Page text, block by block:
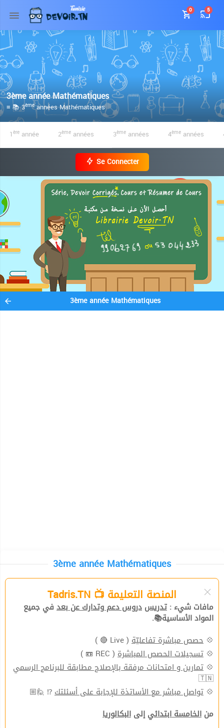
0 5
3ème année Mathématiques
≡ 📚 3èmeannées Mathématiques
1ère année 2ème années 3ème années 4ème années
Se Connecter
3ème année Mathématiques
3ème année Mathématiques
المنصة التعليمة 📺 Tadris.TN
مافات شيء : تدريس دروس دعم وتدارك عن بعد في جميع
المواد الأساسية📚.
💠 حصص مباشرة تفاعليّة ( Live 🔴 )
💠 تسجيلات الحصص المباشرة ( REC 📼 )
💠 تمارين و امتحانات مرفقة بالإصلاح مطابقة للبرنامج الرسمي
🇹🇳
💠 تواصل مباشر مع الأساتذة للإجابة على أسئلتك⁉ 🙋🏼
من الخامسة ابتدائي إلى البكالوريا